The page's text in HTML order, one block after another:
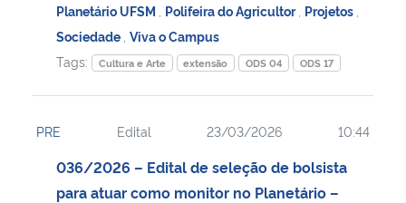
Planetário UFSM
Polifeira do Agricultor Projetos
Sociedade Viva o Campus
Tags:
Cultura e Arte extensão ODS 04 ODS 17
PRE Edital 23/03/2026 10:44
036/2026 – Edital de seleção de bolsista
para atuar como monitor no Planetário –